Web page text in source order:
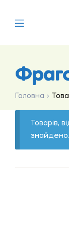
Головна
Товарів,
знайдено.